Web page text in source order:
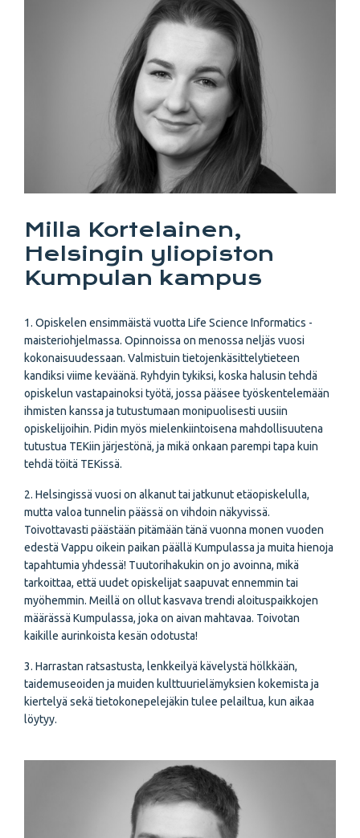
Milla Kortelainen,
Helsingin yliopiston
Kumpulan kampus
1. Opiskelen ensimmäistä vuotta Life Science Informatics -
maisteriohjelmassa. Opinnoissa on menossa neljäs vuosi
kokonaisuudessaan. Valmistuin tietojenkäsittelytieteen
kandiksi viime keväänä. Ryhdyin tykiksi, koska halusin tehdä
opiskelun vastapainoksi työtä, jossa pääsee työskentelemään
ihmisten kanssa ja tutustumaan monipuolisesti uusiin
opiskelijoihin. Pidin myös mielenkiintoisena mahdollisuutena
tutustua TEKiin järjestönä, ja mikä onkaan parempi tapa kuin
tehdä töitä TEKissä.
2. Helsingissä vuosi on alkanut tai jatkunut etäopiskelulla,
mutta valoa tunnelin päässä on vihdoin näkyvissä.
Toivottavasti päästään pitämään tänä vuonna monen vuoden
edestä Vappu oikein paikan päällä Kumpulassa ja muita hienoja
tapahtumia yhdessä! Tuutorihakukin on jo avoinna, mikä
tarkoittaa, että uudet opiskelijat saapuvat ennemmin tai
myöhemmin. Meillä on ollut kasvava trendi aloituspaikkojen
määrässä Kumpulassa, joka on aivan mahtavaa. Toivotan
kaikille aurinkoista kesän odotusta!
3. Harrastan ratsastusta, lenkkeilyä kävelystä hölkkään,
taidemuseoiden ja muiden kulttuurielämyksien kokemista ja
kiertelyä sekä tietokonepelejäkin tulee pelailtua, kun aikaa
löytyy.